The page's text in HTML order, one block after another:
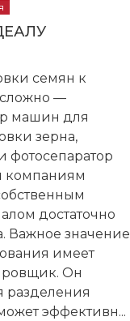
семян к
—
машин для
зерна,
фотосепаратор
компаниям
достаточно
Важное значение
имеет
Он
разделения
эффективн...